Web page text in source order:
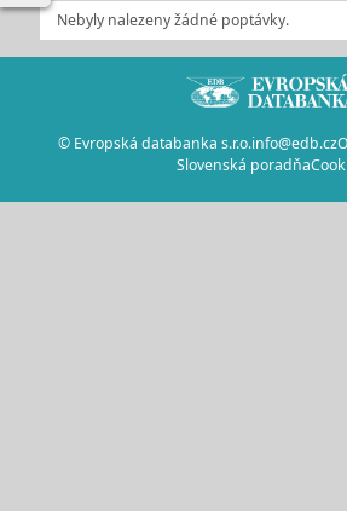
Nebyly nalezeny žádné poptávky.
© Evropská databanka s.r.o.info@edb.cz
Slovenská poradňa